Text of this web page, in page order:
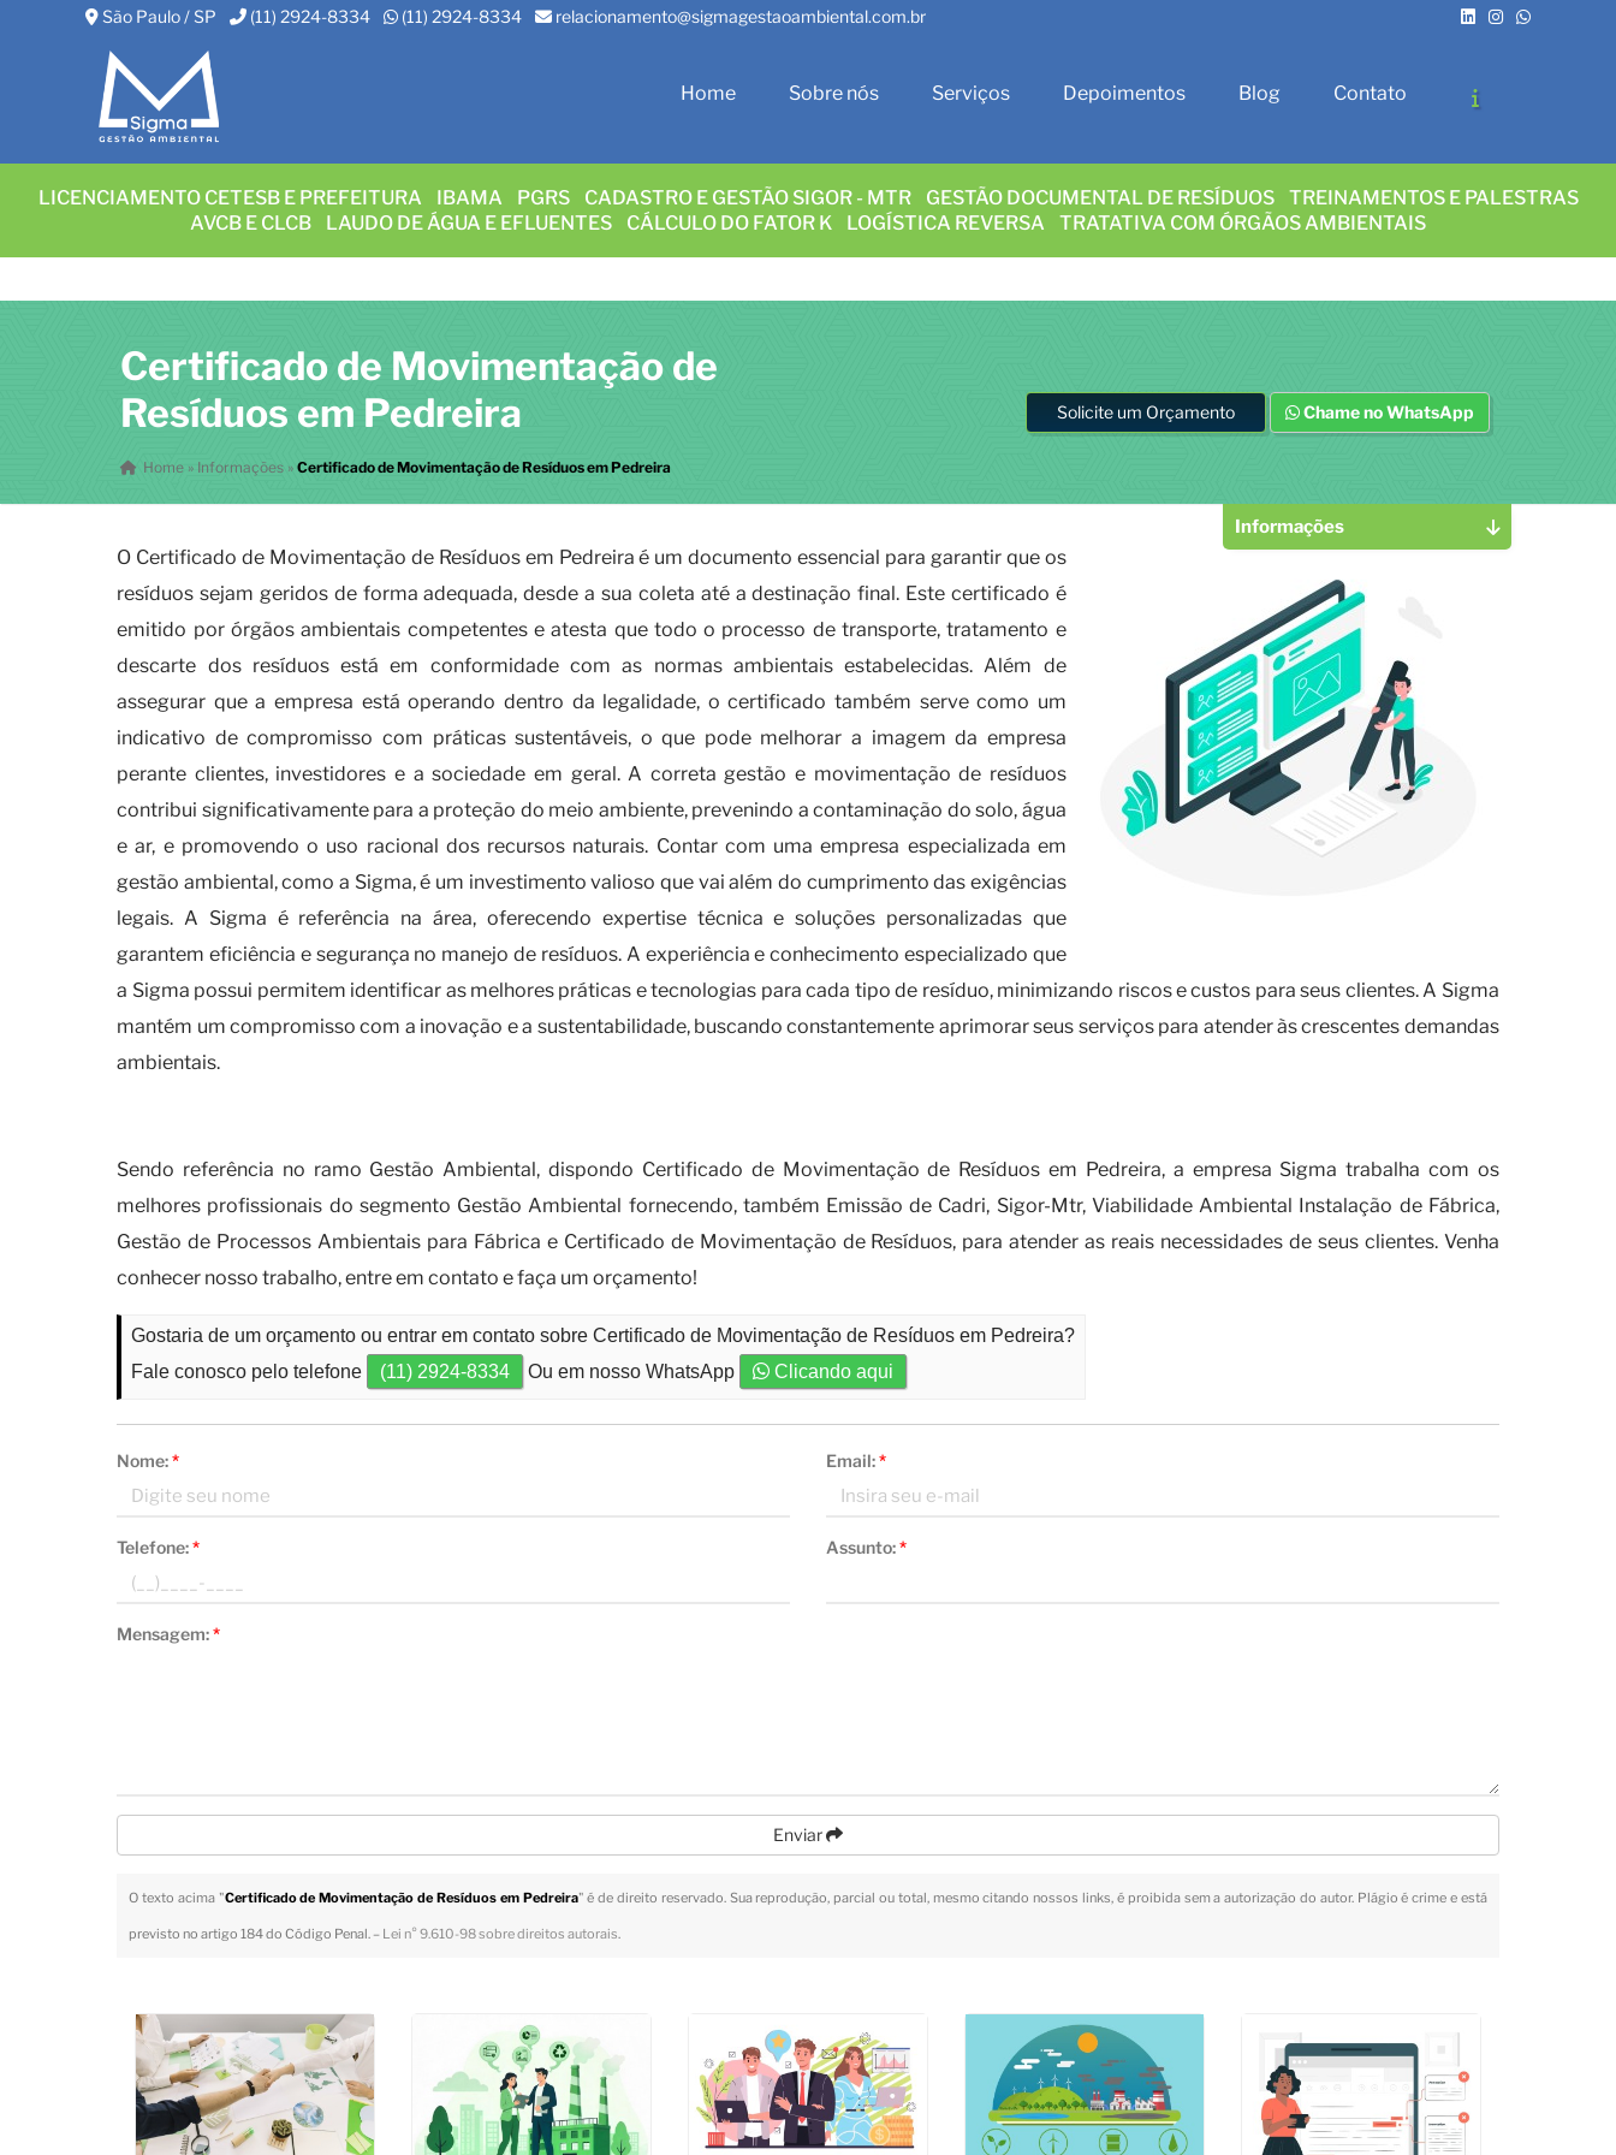
São Paulo / SP (11) 2924-8334 (11) 2924-8334 relacionamento@sigmagestaoambiental.com.br
Home Sobre nós Serviços Depoimentos Blog Contato
LICENCIAMENTO CETESB E PREFEITURA IBAMA PGRS CADASTRO E GESTÃO SIGOR - MTR GESTÃO DOCUMENTAL DE RESÍDUOS
TREINAMENTOS E PALESTRAS
AVCB E CLCB
LAUDO DE ÁGUA E EFLUENTES CÁLCULO DO FATOR K LOGÍSTICA REVERSA TRATATIVA COM ÓRGÃOS AMBIENTAIS
Certificado de Movimentação de
Resíduos em Pedreira
Home » Informações »Certificado de Movimentação de Resíduos em Pedreira
Solicite um Orçamento Chame no WhatsApp
O Certificado de Movimentação de Resíduos em Pedreira é um documento essencial para garantir que os
resíduos sejam geridos de forma adequada, desde a sua coleta até a destinação final. Este certificado é
emitido por órgãos ambientais competentes e atesta que todo o processo de transporte, tratamento e
descarte dos resíduos está em conformidade com as normas ambientais estabelecidas. Além de
assegurar que a empresa está operando dentro da legalidade, o certificado também serve como um
indicativo de compromisso com práticas sustentáveis, o que pode melhorar a imagem da empresa
perante clientes, investidores e a sociedade em geral. A correta gestão e movimentação de resíduos
contribui significativamente para a proteção do meio ambiente, prevenindo a contaminação do solo, água
e ar, e promovendo o uso racional dos recursos naturais. Contar com uma empresa especializada em
gestão ambiental, como a Sigma, é um investimento valioso que vai além do cumprimento das exigências
legais. A Sigma é referência na área, oferecendo expertise técnica e soluções personalizadas que
garantem eficiência e segurança no manejo de resíduos. A experiência e conhecimento especializado que
a Sigma possui permitem identificar as melhores práticas e tecnologias para cada tipo de resíduo, minimizando riscos e custos para seus clientes. A Sigma
mantém um compromisso com a inovação e a sustentabilidade, buscando constantemente aprimorar seus serviços para atender às crescentes demandas
ambientais.
Sendo referência no ramo Gestão Ambiental, dispondo Certificado de Movimentação de Resíduos em Pedreira, a empresa Sigma trabalha com os
melhores profissionais do segmento Gestão Ambiental fornecendo, também Emissão de Cadri, Sigor-Mtr, Viabilidade Ambiental Instalação de Fábrica,
Gestão de Processos Ambientais para Fábrica e Certificado de Movimentação de Resíduos, para atender as reais necessidades de seus clientes. Venha
conhecer nosso trabalho, entre em contato e faça um orçamento!
Gostaria de um orçamento ou entrar em contato sobre Certificado de Movimentação de Resíduos em Pedreira?
Fale conosco pelo telefone
(11) 2924-8334 Ou em nosso WhatsApp Clicando aqui
Nome:* Email:*
Telefone:* Assunto:*
Mensagem:*
Enviar
O texto acima "Certificado de Movimentação de Resíduos em Pedreira" é de direito reservado. Sua reprodução, parcial ou total, mesmo citando nossos links, é proibida sem a autorização do autor. Plágio é crime e está
previsto no artigo 184 do Código Penal. – Lei n° 9.610-98 sobre direitos autorais.
Informações